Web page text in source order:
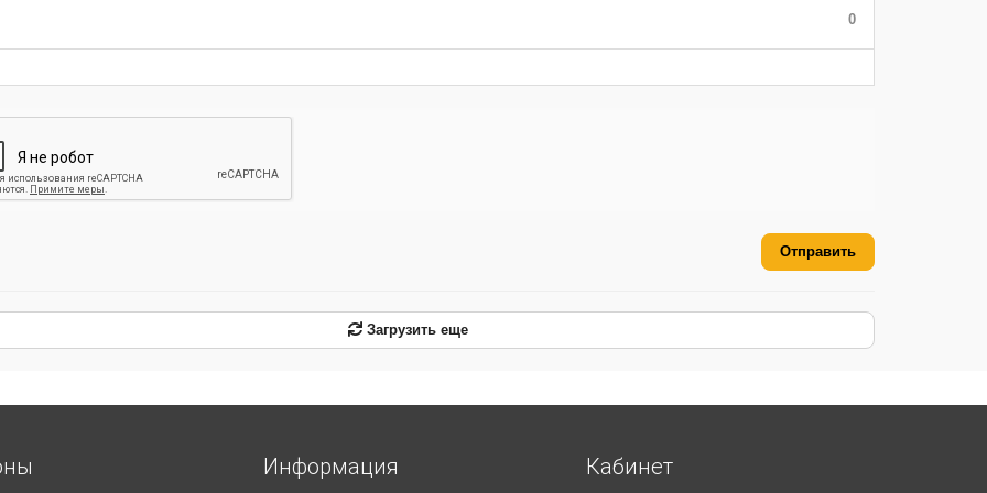
0
Отправить
Загрузить еще
Информация Кабинет